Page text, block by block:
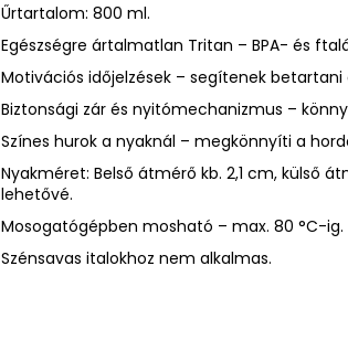
Űrtartalom: 800 ml.
Egészségre ártalmatlan Tritan – BPA- és
Motivációs időjelzések – segítenek
Biztonsági zár és nyitómechanizmus –
Színes hurok a nyaknál – megkönnyíti a
Nyakméret: Belső átmérő kb. 2,1 cm, külső
lehetővé.
Mosogatógépben mosható – max. 80 °C-ig.
Szénsavas italokhoz nem alkalmas.